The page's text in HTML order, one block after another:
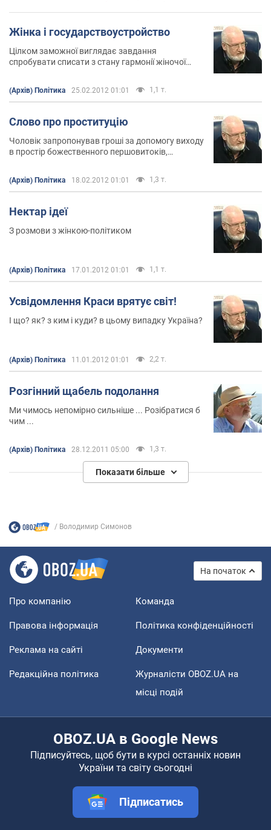
Жінка і государствоустройство
Цілком заможної виглядає завдання
спробувати списати з стану гармонії жіночої
(Архів) Політика 25.02.2012 01:01 1,1 т.
Слово про проституцію
Чоловік запропонував гроші за допомогу виходу
в простір божественного першовитоків,
(Архів) Політика 18.02.2012 01:01 1,3 т.
Нектар ідеї
З розмови з жінкою-політиком
(Архів) Політика 17.01.2012 01:01 1,1 т.
Усвідомлення Краси врятує світ!
І що? як? з ким і куди? в цьому випадку Україна?
(Архів) Політика 11.01.2012 01:01 2,2 т.
Розгінний щабель подолання
Ми чимось непомірно сильніше ... Розібратися б
чим ...
(Архів) Політика 28.12.2011 05:00 1,3 т.
Показати більше
Володимир Симонов
На початок
Про компанію Команда
Правова інформація Політика конфіденційності
Реклама на сайті Документи
Редакційна політика
Журналісти OBOZ.UA на
місці подій
OBOZ.UA в Google News
Підписуйтесь, щоб бути в курсі останніх новин
України та світу сьогодні
Підписатись